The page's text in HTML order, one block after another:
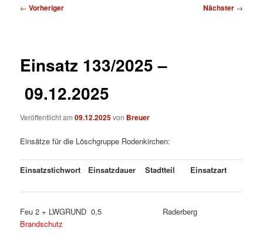
Beitragsnavigation
← Vorheriger Nächster →
Einsatz 133/2025 –
09.12.2025
Veröffentlicht am09.12.2025von Breuer
Einsätze für die Löschgruppe Rodenkirchen:
Einsatzstichwort Einsatzdauer Stadtteil Einsatzart
Feu 2 + LWGRUND 0,5 Raderberg
Brandschutz